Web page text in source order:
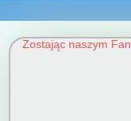
Zostając naszym